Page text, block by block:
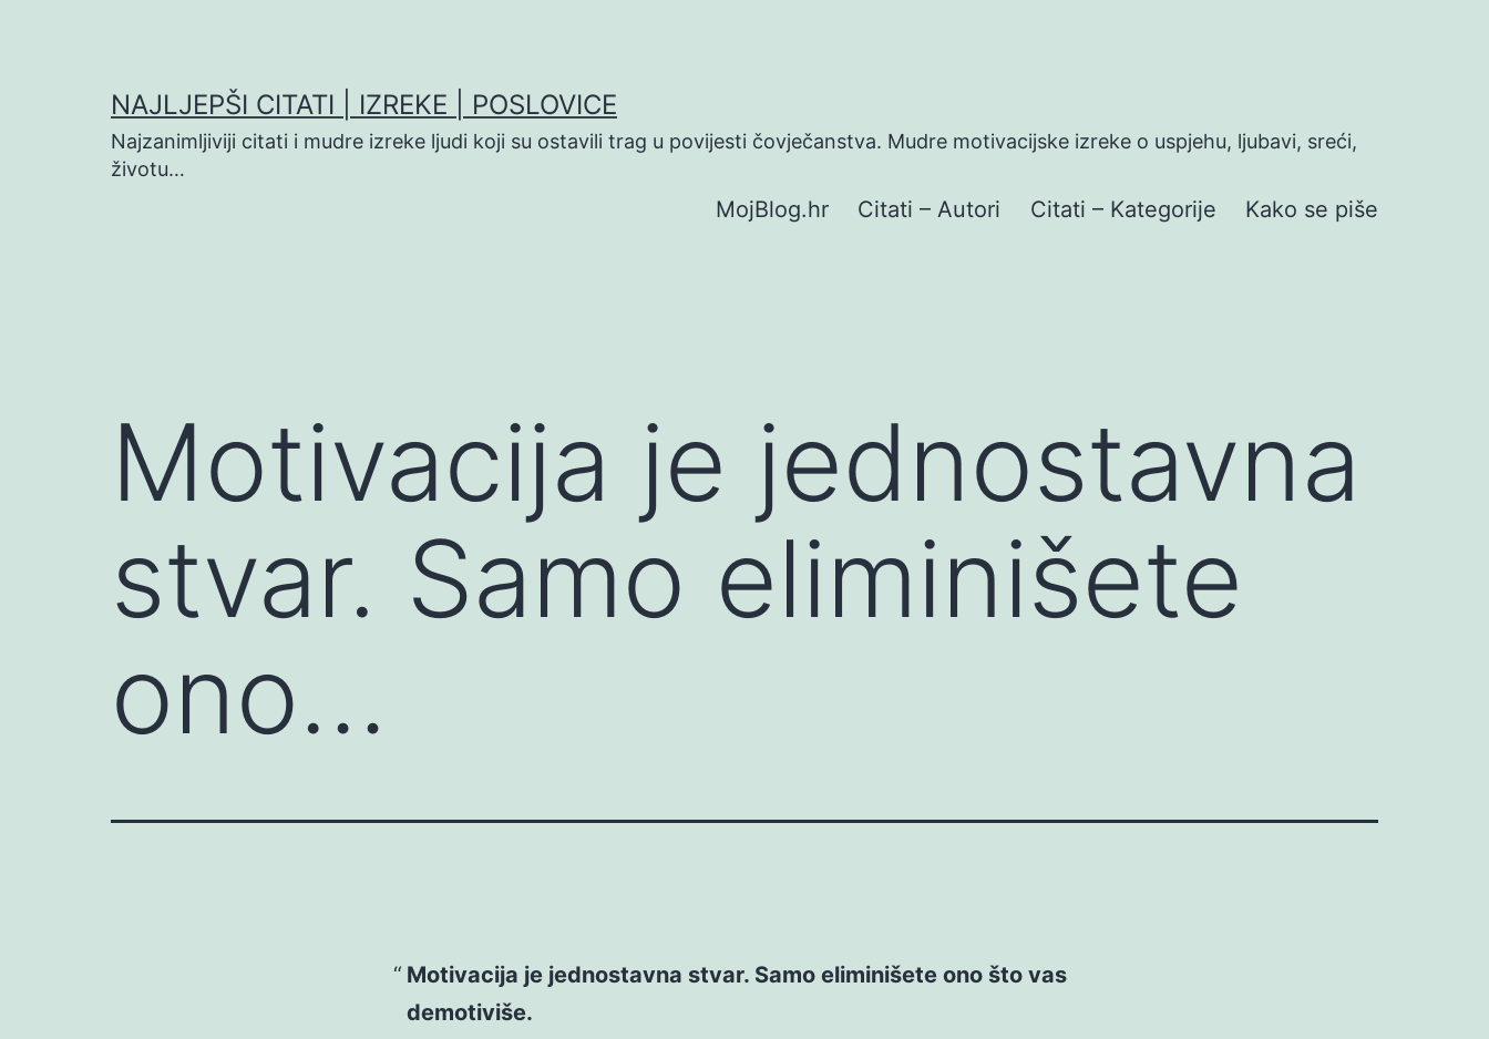
NAJLJEPŠI CITATI | IZREKE | POSLOVICE
Najzanimljiviji citati i mudre izreke ljudi koji su ostavili trag u povijesti čovječanstva. Mudre motivacijske izreke o uspjehu, ljubavi, sreći,
životu…
MojBlog.hr Citati – Autori Citati – Kategorije Kako se piše
Motivacija je jednostavna
stvar. Samo eliminišete
ono…
Motivacija je jednostavna stvar. Samo eliminišete ono što vas
demotiviše.